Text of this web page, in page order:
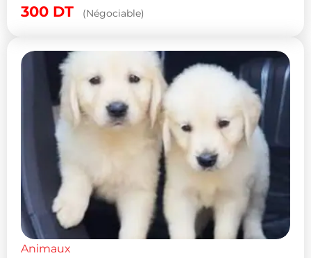
300 DT (Négociable)
Animaux